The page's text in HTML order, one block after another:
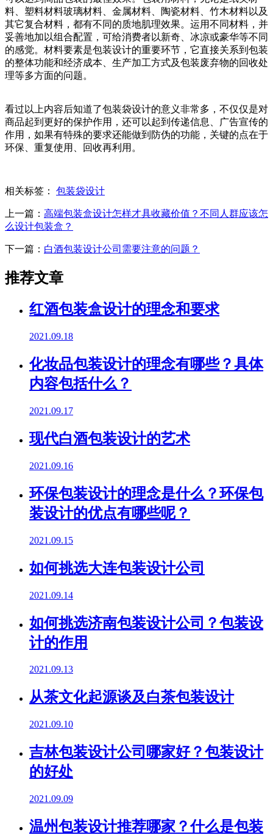
料、塑料材料玻璃材料、金属材料、陶瓷材料、竹木材料以及
其它复合材料，都有不同的质地肌理效果。运用不同材料，并
妥善地加以组合配置，可给消费者以新奇、冰凉或豪华等不同
的感觉。材料要素是包装设计的重要环节，它直接关系到包装
的整体功能和经济成本、生产加工方式及包装废弃物的回收处
理等多方面的问题。
看过以上内容后知道了包装袋设计的意义非常多，不仅仅是对
商品起到更好的保护作用，还可以起到传递信息、广告宣传的
作用，如果有特殊的要求还能做到防伪的功能，关键的点在于
环保、重复使用、回收再利用。
相关标签： 包装袋设计
上一篇： 高端包装盒设计怎样才具收藏价值？不同人群应该怎
么设计包装盒？
下一篇： 白酒包装设计公司需要注意的问题？
推荐文章
红酒包装盒设计的理念和要求
2021.09.18
化妆品包装设计的理念有哪些？具体
内容包括什么？
2021.09.17
现代白酒包装设计的艺术
2021.09.16
环保包装设计的理念是什么？环保包
装设计的优点有哪些呢？
2021.09.15
如何挑选大连包装设计公司
2021.09.14
如何挑选济南包装设计公司？包装设
计的作用
2021.09.13
从茶文化起源谈及白茶包装设计
2021.09.10
吉林包装设计公司哪家好？包装设计
的好处
2021.09.09
温州包装设计推荐哪家？什么是包装